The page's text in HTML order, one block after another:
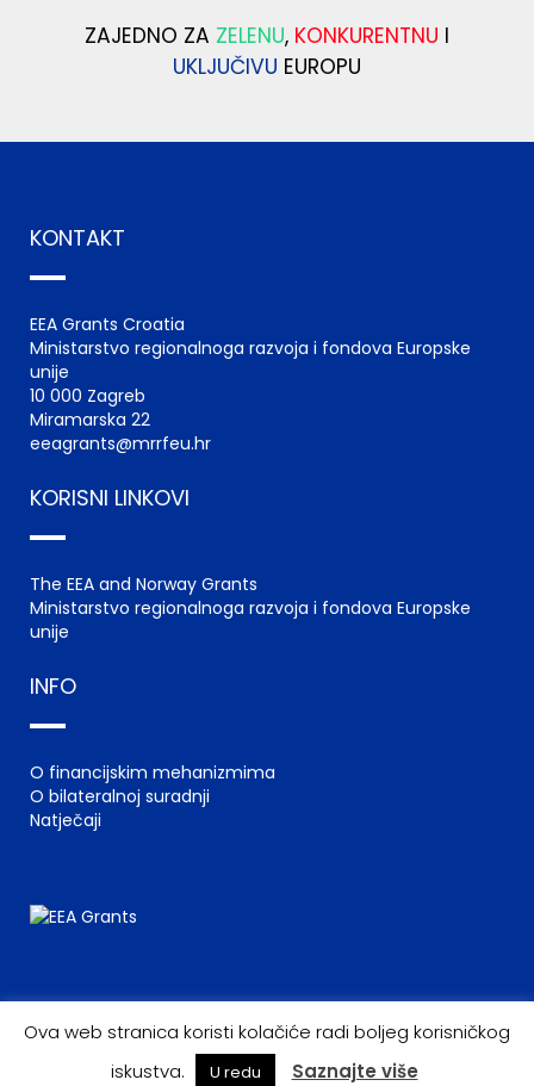
ZAJEDNO ZA ZELENU, KONKURENTNU I
UKLJUČIVU EUROPU
KONTAKT
EEA Grants Croatia
Ministarstvo regionalnoga razvoja i fondova Europske
unije
10 000 Zagreb
Miramarska 22
eeagrants@mrrfeu.hr
KORISNI LINKOVI
The EEA and Norway Grants
Ministarstvo regionalnoga razvoja i fondova Europske
unije
INFO
O financijskim mehanizmima
O bilateralnoj suradnji
Natječaji
© 2022 EEA GRANTS – NORWAY GRANTS |UVJETI KORIŠTENJA
Ova web stranica koristi kolačiće radi boljeg korisničkog
iskustva.
U redu Saznajte više